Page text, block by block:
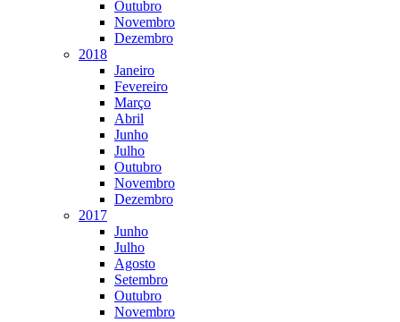
Outubro
Novembro
Dezembro
2018
Janeiro
Fevereiro
Março
Abril
Junho
Julho
Outubro
Novembro
Dezembro
2017
Junho
Julho
Agosto
Setembro
Outubro
Novembro